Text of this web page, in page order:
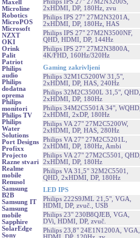
Maxell
Microline
Robotics
MicroPOS
Microsoft
NZXT
OKI
Orink
Palit
Patriot
Philips
audio
Philips
dodatna
oprema
Philips
monitori
Philips TV
Philips
Water
Solutions
Port Designs
Profixx
Projecto
Razne stvari
Realme
mobile
Renusol
Samsung
B2B
Samsung IT
Samsung
mobile
Sapphire
SolarEdge
Sony
2xHDMI, DP, 180Hz, zvu
Philips IPS 27" 27M2N3201A,
2xHDMI, DP, 180Hz, HAS
Philips IPS 27" 27M2N3500NF,
QHD, HDMI, DP, 144Hz
Philips IPS 27" 27M2N3800A,
4K/FHD, 160Hz/320Hz
Gaming zakrivljeni
Philips 32M1C5200W 31,5",
2xHDMI, DP, HAS, 240Hz
Philips 32M2C3500L 31,5", QHD,
2xHDMI, DP, 180Hz
Philips 34M2C5501A 34", WQHD,
2xHDMI, 2xDP, 180Hz
Philips VA 27" 27M2C5200W,
2xHDMI, DP, HAS, 280Hz
Philips VA 27" 27M2C5201L,
2xHDMI, DP, 180Hz, Ambi
Philips VA 27" 27M2C5501, QHD,
2xHDMI, DP, 180Hz
Philips VA 31,5" 32M2C5501,
QHD, 2xHDMI, DP, 180Hz
LED IPS
Philips 222S9JML 21,5", VGA,
HDMI, DP, zvuč., USB
Philips 23" 230B8QJEB, VGA,
DVi, HDMI, DP, zvuč.
Philips 23,8" 24E1N1200A, VGA,